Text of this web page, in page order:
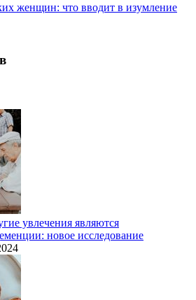
женщин: что вводит в изумление
увлечения являются
новое исследование